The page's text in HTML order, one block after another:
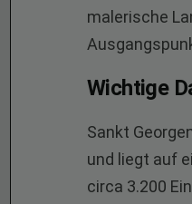
malerische
Wichtige
Sankt
und liegt auf
circa 3.200